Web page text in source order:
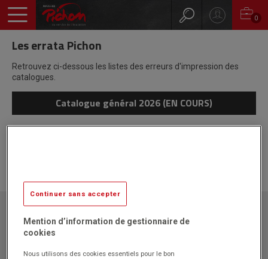
0
Les errata Pichon
Retrouvez ci-dessous les listes des erreurs d'impression des
catalogues.
Catalogue général 2026 (EN COURS)
ZAC l'Orme les Sources
Continuer sans accepter
Mention d’information de gestionnaire de
cookies
Nous utilisons des cookies essentiels pour le bon